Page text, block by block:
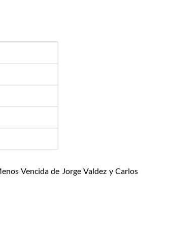
Vencida de Jorge Valdez y Carlos